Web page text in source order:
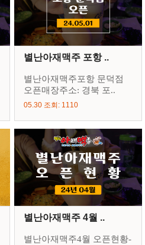
별난아재맥주 포항 ..
별난아재맥주포항 문덕점
오픈매장주소: 경북 포..
05.30 조회: 1110
별난아재맥주 4월 ..
별난아재맥주4월 오픈현황-